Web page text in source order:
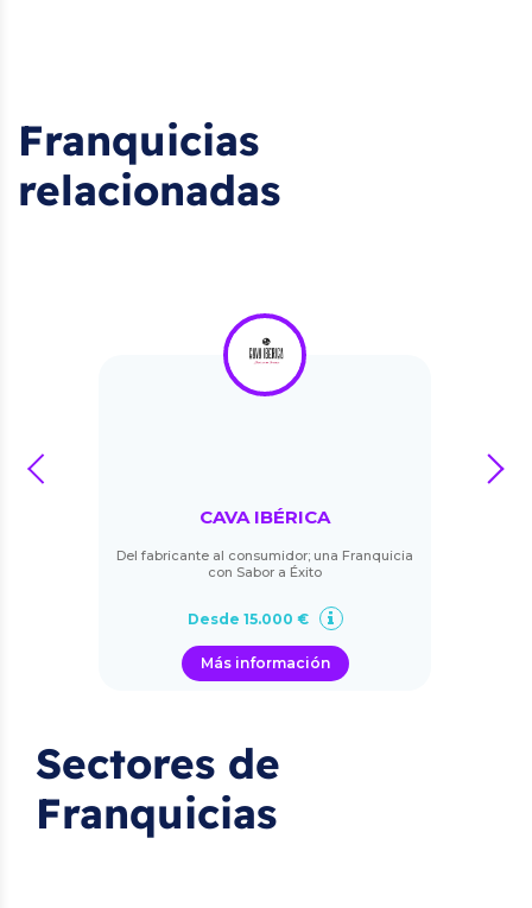
Franquicias
relacionadas
CAVA IBÉRICA
Del fabricante al consumidor; una Franquicia
con Sabor a Éxito
Desde 15.000 €
Más información
prev next
Sectores de
Franquicias